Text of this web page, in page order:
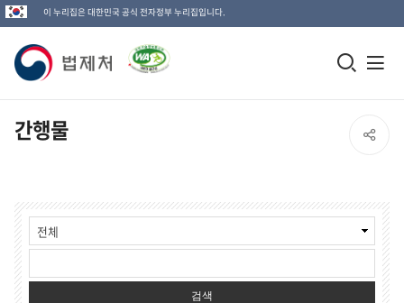
이 누리집은 대한민국 공식 전자정부 누리집입니다.
법
제
처
고
모
창
기
간행물 SNS
유
열
간
행
물
검
색
검색